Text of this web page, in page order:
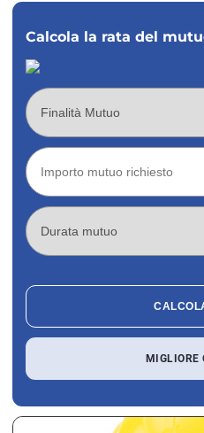
Calcola la rata del
MIGLIORE